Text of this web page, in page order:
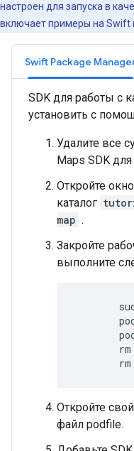
настроен для запуска в
включает примеры на Swift
Swift Package
SDK для работы с
установить с
Удалите все
Maps SDK для
Откройте
каталог
map .
Закройте
выполните
rm
rm
Откройте
файл podfile.